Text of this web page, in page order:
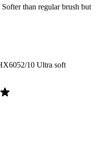
than regular brush but
10 Ultra soft